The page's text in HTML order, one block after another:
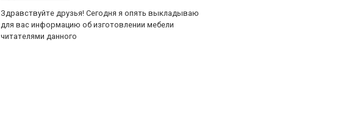
Здравствуйте друзья! Сегодня я опять выкладываю
для вас информацию об изготовлении мебели
читателями данного